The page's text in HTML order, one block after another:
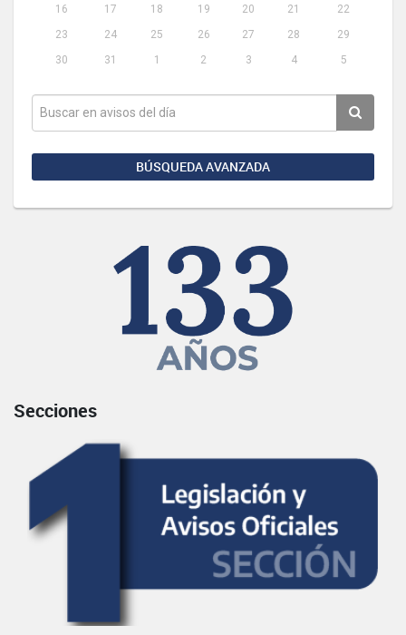
16
17 18 19 20 21
22
23
24 25 26 27 28
29
30
31 1 2 3 4 5
BÚSQUEDA AVANZADA
Secciones